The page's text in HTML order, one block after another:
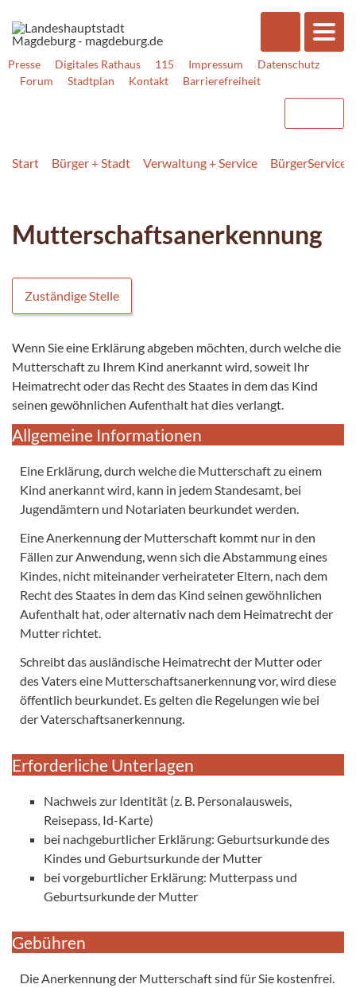
Presse Digitales Rathaus 115 Impressum
Datenschutz
Forum
Stadtplan Kontakt Barrierefreiheit
Start Bürger + Stadt Verwaltung + Service BürgerService
Mutterschaftsanerkennung
Zuständige Stelle
Wenn Sie eine Erklärung abgeben möchten, durch welche die
Mutterschaft zu Ihrem Kind anerkannt wird, soweit Ihr
Heimatrecht oder das Recht des Staates in dem das Kind
seinen gewöhnlichen Aufenthalt hat dies verlangt.
Allgemeine Informationen
Eine Erklärung, durch welche die Mutterschaft zu einem
Kind anerkannt wird, kann in jedem Standesamt, bei
Jugendämtern und Notariaten beurkundet werden.
Eine Anerkennung der Mutterschaft kommt nur in den
Fällen zur Anwendung, wenn sich die Abstammung eines
Kindes, nicht miteinander verheirateter Eltern, nach dem
Recht des Staates in dem das Kind seinen gewöhnlichen
Aufenthalt hat, oder alternativ nach dem Heimatrecht der
Mutter richtet.
Schreibt das ausländische Heimatrecht der Mutter oder
des Vaters eine Mutterschaftsanerkennung vor, wird diese
öffentlich beurkundet. Es gelten die Regelungen wie bei
der Vaterschaftsanerkennung.
Erforderliche Unterlagen
Nachweis zur Identität (z. B. Personalausweis,
Reisepass, Id-Karte)
bei nachgeburtlicher Erklärung: Geburtsurkunde des
Kindes und Geburtsurkunde der Mutter
bei vorgeburtlicher Erklärung: Mutterpass und
Geburtsurkunde der Mutter
Gebühren
Die Anerkennung der Mutterschaft sind für Sie kostenfrei.